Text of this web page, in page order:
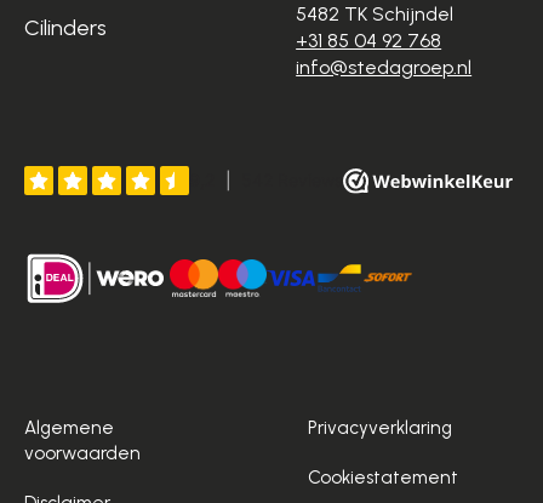
Cilinders
5482 TK Schijndel
+31 85 04 92 768
info@stedagroep.nl
Algemene
voorwaarden
Privacyverklaring
Cookiestatement